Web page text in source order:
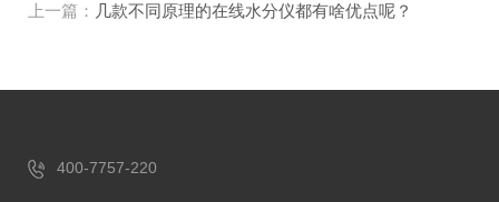
上一篇： 几款不同原理的在线水分仪都有啥优点呢？
400-7757-220